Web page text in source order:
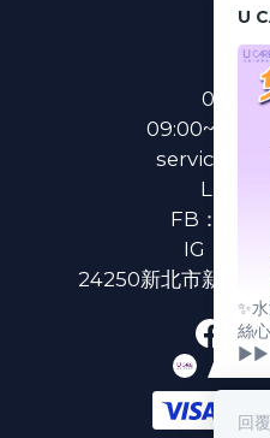
聯
0800-
LINE：
FB：
U
IG：
24250新北市新莊區
U
✨
絲
▶▶
回